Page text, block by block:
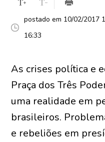
postado em 10/02/2017
16:33
As crises política e
Praça dos Três
uma realidade em
brasileiros.
e rebeliões em